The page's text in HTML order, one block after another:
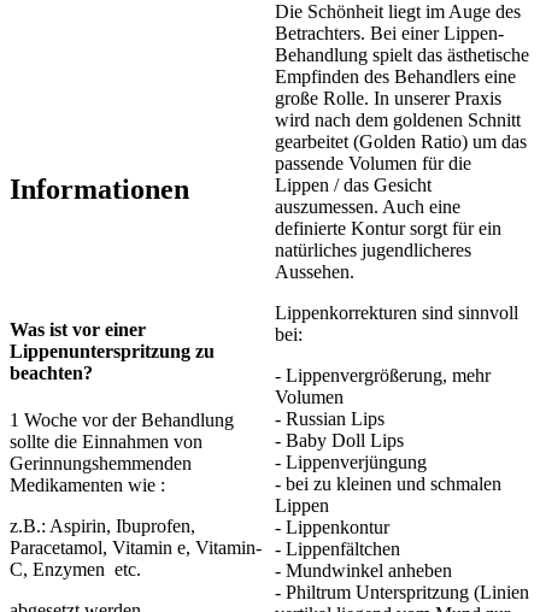
Die Schönheit liegt im Auge des
Betrachters. Bei einer Lippen-
Behandlung spielt das ästhetische
Empfinden des Behandlers eine
große Rolle. In unserer Praxis
wird nach dem goldenen Schnitt
gearbeitet (Golden Ratio) um das
passende Volumen für die
Lippen / das Gesicht
auszumessen. Auch eine
definierte Kontur sorgt für ein
natürliches jugendlicheres
Aussehen.
Lippenkorrekturen sind sinnvoll
bei:
- Lippenvergrößerung, mehr
Volumen
- Russian Lips
- Baby Doll Lips
- Lippenverjüngung
- bei zu kleinen und schmalen
Lippen
- Lippenkontur
- Lippenfältchen
- Mundwinkel anheben
- Philtrum Unterspritzung (Linien
Informationen
Was ist vor einer
Lippenunterspritzung zu
beachten?
1 Woche vor der Behandlung
sollte die Einnahmen von
Gerinnungshemmenden
Medikamenten wie :
z.B.: Aspirin, Ibuprofen,
Paracetamol, Vitamin e, Vitamin-
C, Enzymen etc.